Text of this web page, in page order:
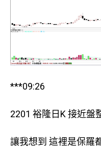
***09:26
2201 裕隆日K 接近盤
讓我想到 這裡是保羅